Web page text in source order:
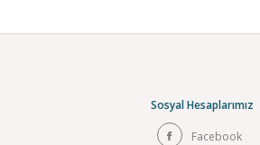
Sosyal Hesaplarımız
Facebook